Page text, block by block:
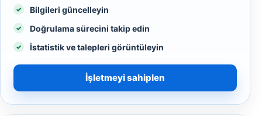
Bilgileri güncelleyin
Doğrulama sürecini takip edin
İstatistik ve talepleri görüntüleyin
İşletmeyi sahiplen